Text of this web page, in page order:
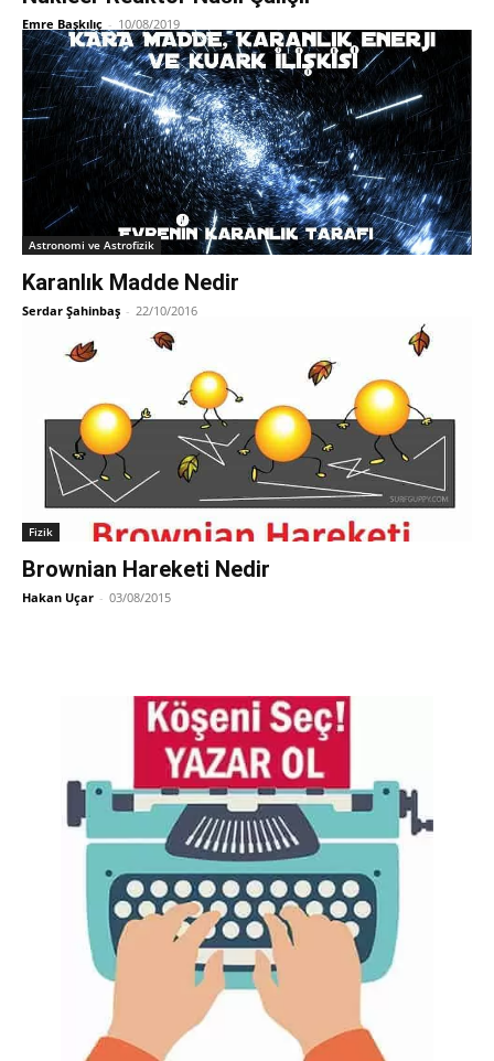
Emre Başkılıç - 10/08/2019
Astronomi ve Astrofizik
Karanlık Madde Nedir
Serdar Şahinbaş - 22/10/2016
Fizik
Brownian Hareketi Nedir
Hakan Uçar - 03/08/2015